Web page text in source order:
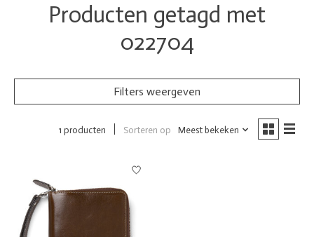
Producten getagd met
022704
Filters weergeven
1 producten Sorteren op Meest bekeken